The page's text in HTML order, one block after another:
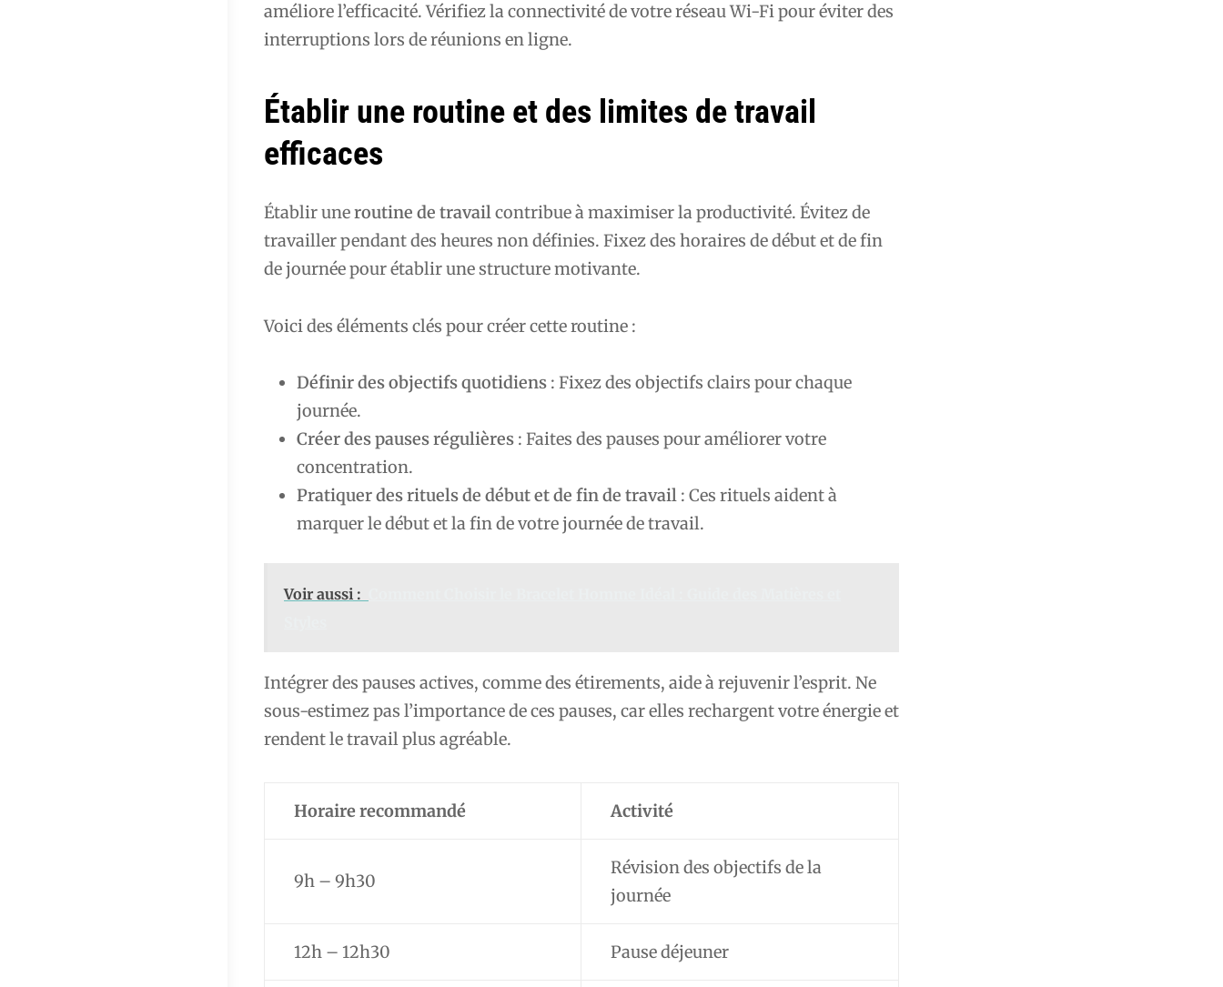
améliore l’efficacité. Vérifiez la connectivité de votre réseau Wi-Fi pour éviter des
interruptions lors de réunions en ligne.
Établir une routine et des limites de travail
efficaces
Établir uneroutine de travailcontribue à maximiser la productivité. Évitez de
travailler pendant des heures non définies. Fixez des horaires de début et de fin
de journée pour établir une structure motivante.
Voici des éléments clés pour créer cette routine :
Définir des objectifs quotidiens : Fixez des objectifs clairs pour chaque
journée.
Créer des pauses régulières : Faites des pauses pour améliorer votre
concentration.
Pratiquer des rituels de début et de fin de travail : Ces rituels aident à
marquer le début et la fin de votre journée de travail.
Voir aussi :
Intégrer des pauses actives, comme des étirements, aide à rejuvenir l’esprit. Ne
sous-estimez pas l’importance de ces pauses, car elles rechargent votre énergie et
rendent le travail plus agréable.
Horaire recommandé Activité
9h – 9h30
Révision des objectifs de la
journée
12h – 12h30 Pause déjeuner